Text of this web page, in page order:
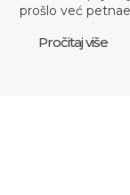
prošlo već
Pročitaj više